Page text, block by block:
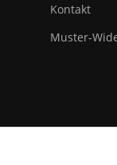
Kontakt
Muster-